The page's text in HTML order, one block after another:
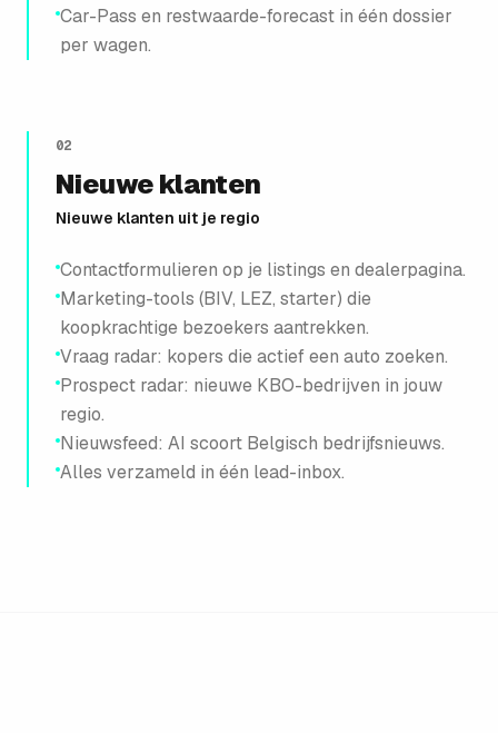
Car-Pass en restwaarde-forecast in één dossier
per wagen.
02
Nieuwe klanten
Nieuwe klanten uit je regio
Contactformulieren op je listings en dealerpagina.
Marketing-tools (BIV, LEZ, starter) die
koopkrachtige bezoekers aantrekken.
Vraag radar: kopers die actief een auto zoeken.
Prospect radar: nieuwe KBO-bedrijven in jouw
regio.
Nieuwsfeed: AI scoort Belgisch bedrijfsnieuws.
Alles verzameld in één lead-inbox.